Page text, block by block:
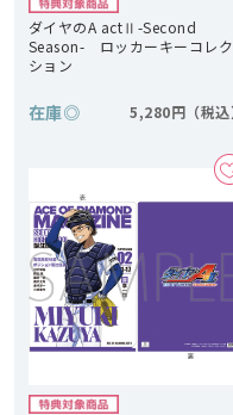
ダイヤのA actⅡ-Second
Season- ロッカーキーコレク
ション
在庫◎ 5,280円